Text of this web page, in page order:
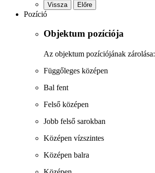
Vissza Előre
Pozíció
Objektum pozíciója
Az objektum pozíciójának zárolása:
Függőleges középen
Bal fent
Felső középen
Jobb felső sarokban
Középen vízszintes
Középen balra